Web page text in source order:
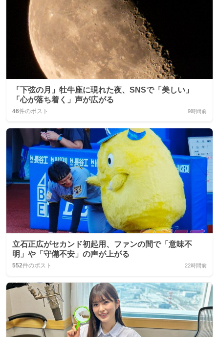
「下弦の月」牡牛座に現れた夜、SNSで「美しい」
「心が落ち着く」声が広がる
46件のポスト 9時間前
立石正広がセカンド初起用、ファンの間で「意味不
明」や「守備不安」の声が上がる
552件のポスト 22時間前